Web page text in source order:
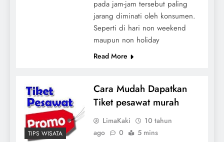
pada jam-jam tersebut paling
jarang diminati oleh konsumen.
Seperti di hari non weekend
maupun non holiday
Read More
TIPS WISATA
Cara Mudah Dapatkan
Tiket pesawat murah
LimaKaki
10 tahun
ago
0 5 mins